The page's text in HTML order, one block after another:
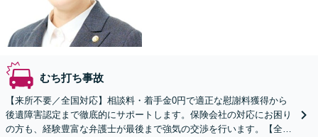
むち打ち事故
【来所不要／全国対応】相談料・着手金0円で適正な慰謝料獲得から
後遺障害認定まで徹底的にサポートします。保険会社の対応にお困り
の方も、経験豊富な弁護士が最後まで強気の交渉を行います。【全国